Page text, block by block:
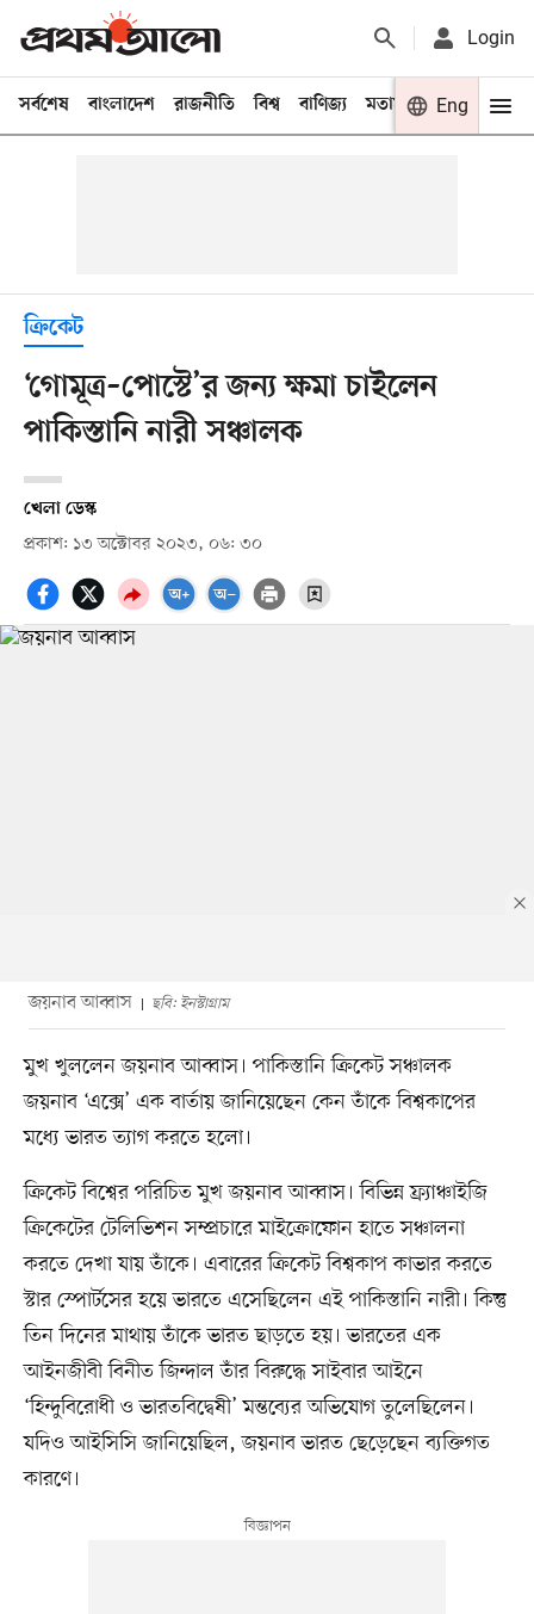
Login
সর্বশেষ বাংলাদেশ রাজনীতি বিশ্ব বাণিজ্য মতামত খেলা
Eng
ক্রিকেট
‘গোমূত্র–পোস্টে’র জন্য ক্ষমা চাইলেন
পাকিস্তানি নারী সঞ্চালক
খেলা ডেস্ক
প্রকাশ: ১৩ অক্টোবর ২০২৩, ০৬: ৩০
জয়নাব আব্বাস ছবি: ইনস্টাগ্রাম
মুখ খুললেন জয়নাব আব্বাস। পাকিস্তানি ক্রিকেট সঞ্চালক
জয়নাব ‘এক্সে’ এক বার্তায় জানিয়েছেন কেন তাঁকে বিশ্বকাপের
মধ্যে ভারত ত্যাগ করতে হলো।
ক্রিকেট বিশ্বের পরিচিত মুখ জয়নাব আব্বাস। বিভিন্ন ফ্র্যাঞ্চাইজি
ক্রিকেটের টেলিভিশন সম্প্রচারে মাইক্রোফোন হাতে সঞ্চালনা
করতে দেখা যায় তাঁকে। এবারের ক্রিকেট বিশ্বকাপ কাভার করতে
স্টার স্পোর্টসের হয়ে ভারতে এসেছিলেন এই পাকিস্তানি নারী। কিন্তু
তিন দিনের মাথায় তাঁকে ভারত ছাড়তে হয়। ভারতের এক
আইনজীবী বিনীত জিন্দাল তাঁর বিরুদ্ধে সাইবার আইনে
‘হিন্দুবিরোধী ও ভারতবিদ্বেষী’ মন্তব্যের অভিযোগ তুলেছিলেন।
যদিও আইসিসি জানিয়েছিল, জয়নাব ভারত ছেড়েছেন ব্যক্তিগত
কারণে।